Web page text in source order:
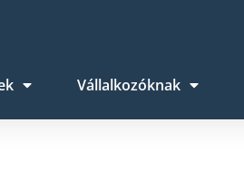
Vállalkozóknak